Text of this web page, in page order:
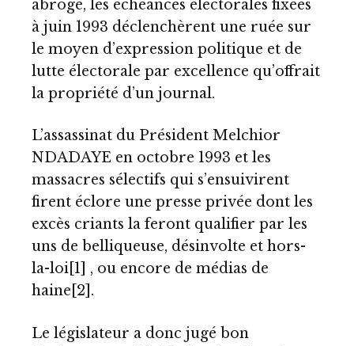
abrogé, les échéances électorales fixées
à juin 1993 déclenchèrent une ruée sur
le moyen d’expression politique et de
lutte électorale par excellence qu’offrait
la propriété d’un journal.
L’assassinat du Président Melchior
NDADAYE en octobre 1993 et les
massacres sélectifs qui s’ensuivirent
firent éclore une presse privée dont les
excès criants la feront qualifier par les
uns de belliqueuse, désinvolte et hors-
la-loi [1]
, ou encore de médias de
haine [2] .
Le législateur a donc jugé bon